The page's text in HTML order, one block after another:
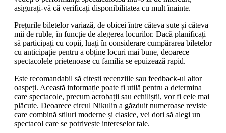
asigurați-vă că verificați disponibilitatea cu mult înainte.
Prețurile biletelor variază, de obicei între câteva sute și câteva
mii de ruble, în funcție de alegerea locurilor. Dacă planificați
să participați cu copii, luați în considerare cumpărarea biletelor
cu anticipație pentru a obține locuri mai bune, deoarece
spectacolele prietenoase cu familia se epuizează rapid.
Este recomandabil să citești recenziile sau feedback-ul altor
oaspeți. Această informație poate fi utilă pentru a determina
care spectacole, precum acrobații sau echiliștii, vor fi cele mai
plăcute. Deoarece circul Nikulin a găzduit numeroase reviste
care combină stiluri moderne și clasice, vei dori să alegi un
spectacol care se potrivește intereselor tale.